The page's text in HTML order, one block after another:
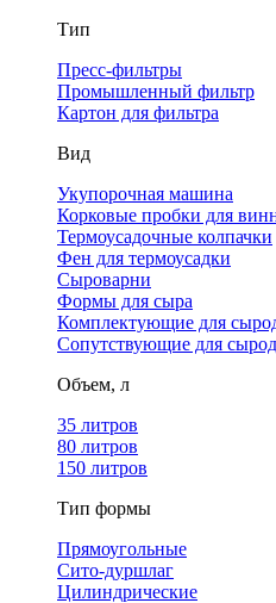
Тип
Пресс-фильтры
Промышленный фильтр
Картон для фильтра
Вид
Укупорочная машина
Корковые пробки для
Термоусадочные колпачки
Фен для термоусадки
Сыроварни
Формы для сыра
Комплектующие для
Сопутствующие для
Объем, л
35 литров
80 литров
150 литров
Тип формы
Прямоугольные
Сито-дуршлаг
Цилиндрические